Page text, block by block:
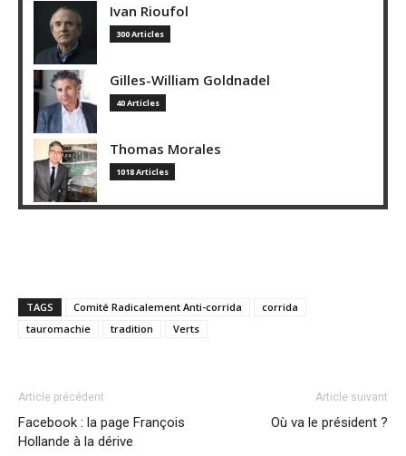
Ivan Rioufol
300 Articles
Gilles-William Goldnadel
40 Articles
Thomas Morales
1018 Articles
TAGS Comité Radicalement Anti-corrida
corrida
tauromachie
tradition Verts
Article précédent
Facebook : la page François
Hollande à la dérive
Article suivant
Où va le président ?